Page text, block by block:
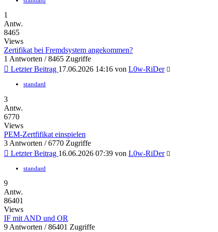
1
Antw.
8465
Views
Zertifikat bei Fremdsystem angekommen?
1 Antworten / 8465 Zugriffe
Letzter Beitrag 17.06.2026 14:16 von L0w-RiDer
standard
3
Antw.
6770
Views
PEM-Zertfifikat einspielen
3 Antworten / 6770 Zugriffe
Letzter Beitrag 16.06.2026 07:39 von L0w-RiDer
standard
9
Antw.
86401
Views
IF mit AND und OR
9 Antworten / 86401 Zugriffe